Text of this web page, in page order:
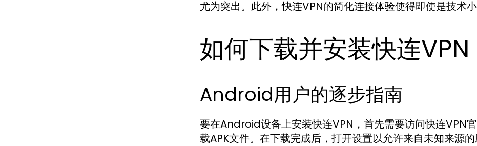
尤为突出。此外，快连VPN的简化连接体验使得即使是技术小
如何下载并安装快连VPN
Android用户的逐步指南
要在Android设备上安装快连VPN，首先需要访问快连VPN
载APK文件。在下载完成后，打开设置以允许来自未知来源